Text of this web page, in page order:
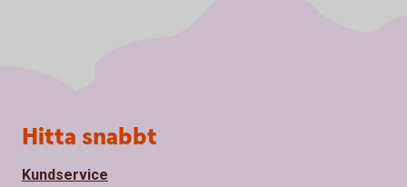
Sidfot
Hitta snabbt
Kundservice